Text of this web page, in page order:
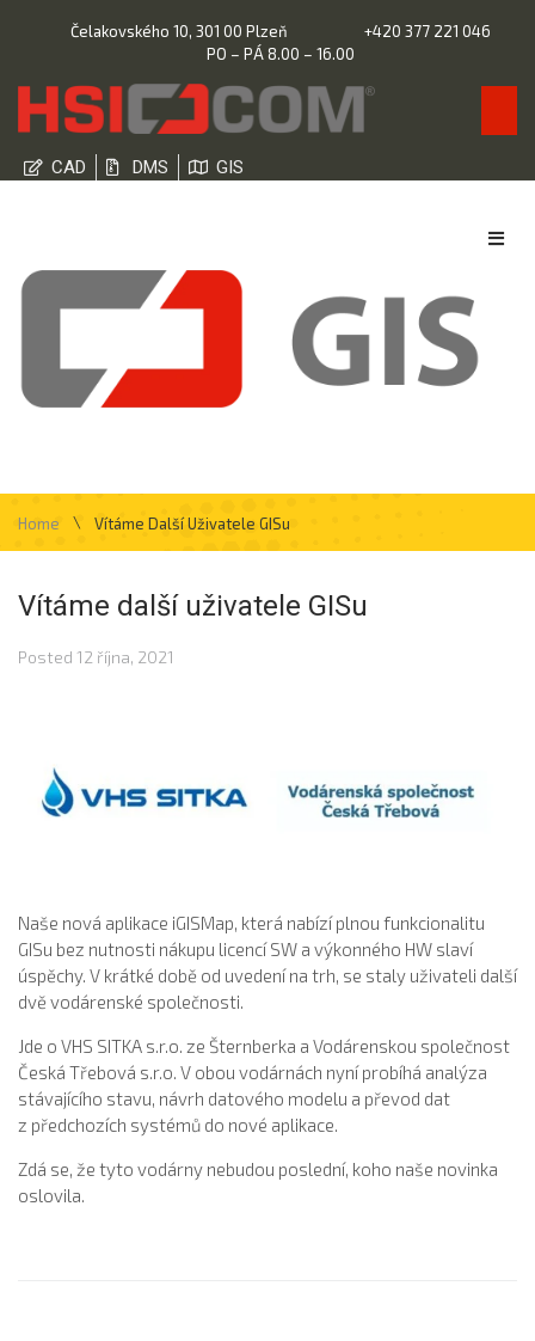
Čelakovského 10, 301 00 Plzeň
+420 377 221 046
PO – PÁ 8.00 – 16.00
CAD DMS GIS
Home \ Vítáme Další Uživatele GISu
Vítáme další uživatele GISu
Posted 12 října, 2021
Naše nová aplikace iGISMap, která nabízí plnou funkcionalitu
GISu bez nutnosti nákupu licencí SW a výkonného HW slaví
úspěchy. V krátké době od uvedení na trh, se staly uživateli další
dvě vodárenské společnosti.
Jde o VHS SITKA s.r.o. ze Šternberka a Vodárenskou společnost
Česká Třebová s.r.o. V obou vodárnách nyní probíhá analýza
stávajícího stavu, návrh datového modelu a převod dat
z předchozích systémů do nové aplikace.
Zdá se, že tyto vodárny nebudou poslední, koho naše novinka
oslovila.